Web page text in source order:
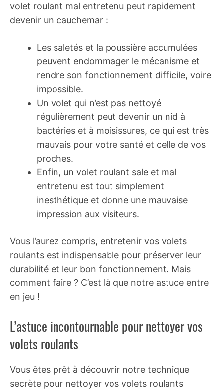
volet roulant mal entretenu peut rapidement
devenir un cauchemar :
Les saletés et la poussière accumulées
peuvent endommager le mécanisme et
rendre son fonctionnement difficile, voire
impossible.
Un volet qui n’est pas nettoyé
régulièrement peut devenir un nid à
bactéries et à moisissures, ce qui est très
mauvais pour votre santé et celle de vos
proches.
Enfin, un volet roulant sale et mal
entretenu est tout simplement
inesthétique et donne une mauvaise
impression aux visiteurs.
Vous l’aurez compris, entretenir vos volets
roulants est indispensable pour préserver leur
durabilité et leur bon fonctionnement. Mais
comment faire ? C’est là que notre astuce entre
en jeu !
L’astuce incontournable pour nettoyer vos
volets roulants
Vous êtes prêt à découvrir notre technique
secrète pour nettoyer vos volets roulants